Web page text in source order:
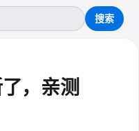
，亲测